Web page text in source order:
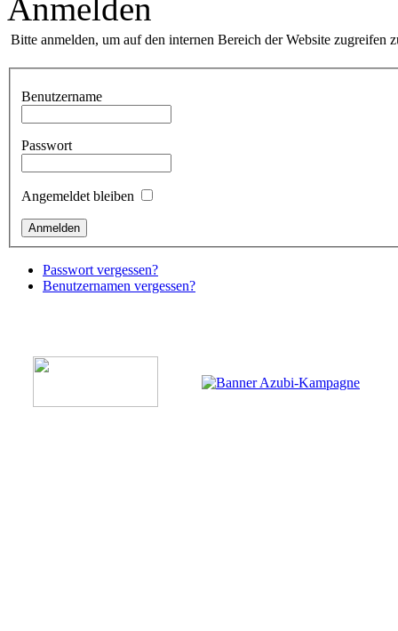
Anmelden
Bitte anmelden, um auf den internen Bereich der Website zugreifen
Benutzername
Passwort
Angemeldet bleiben
Passwort vergessen?
Benutzernamen vergessen?